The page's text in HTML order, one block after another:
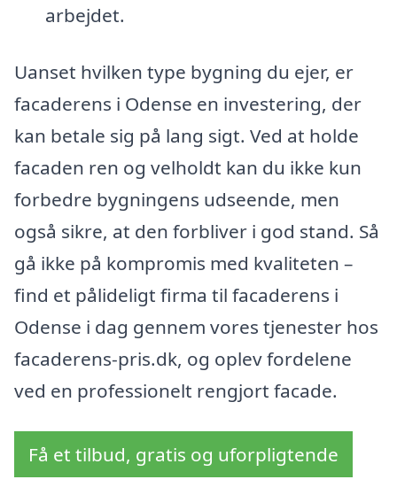
arbejdet.
Uanset hvilken type bygning du ejer, er
facaderens i Odense en investering, der
kan betale sig på lang sigt. Ved at holde
facaden ren og velholdt kan du ikke kun
forbedre bygningens udseende, men
også sikre, at den forbliver i god stand. Så
gå ikke på kompromis med kvaliteten –
find et pålideligt firma til facaderens i
Odense i dag gennem vores tjenester hos
facaderens-pris.dk, og oplev fordelene
ved en professionelt rengjort facade.
Få et tilbud, gratis og uforpligtende